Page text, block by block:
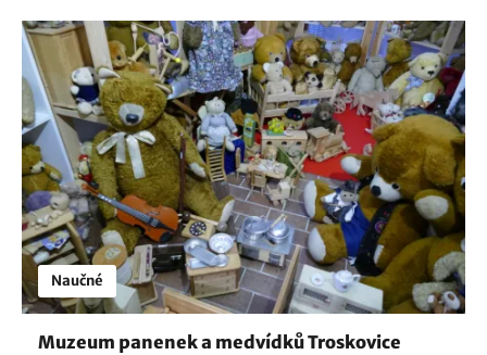
Naučné
Muzeum panenek a medvídků Troskovice